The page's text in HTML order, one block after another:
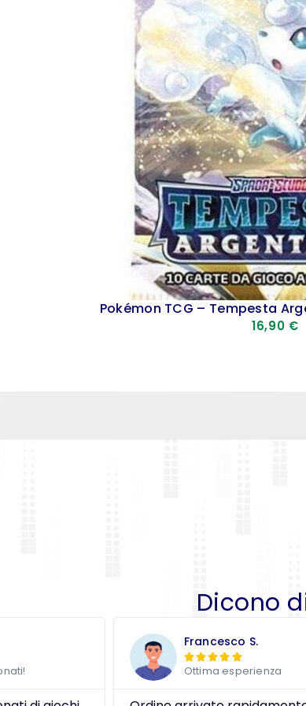
Pokémon TCG – Tempesta
16,90 €
Dicono
Francesco S.
 
Ottima esperienza